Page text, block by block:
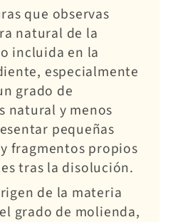
que observas
natural de la
incluida en la
especialmente
grado de
natural y menos
pequeñas
fragmentos propios
tras la disolución.
de la materia
grado de molienda,